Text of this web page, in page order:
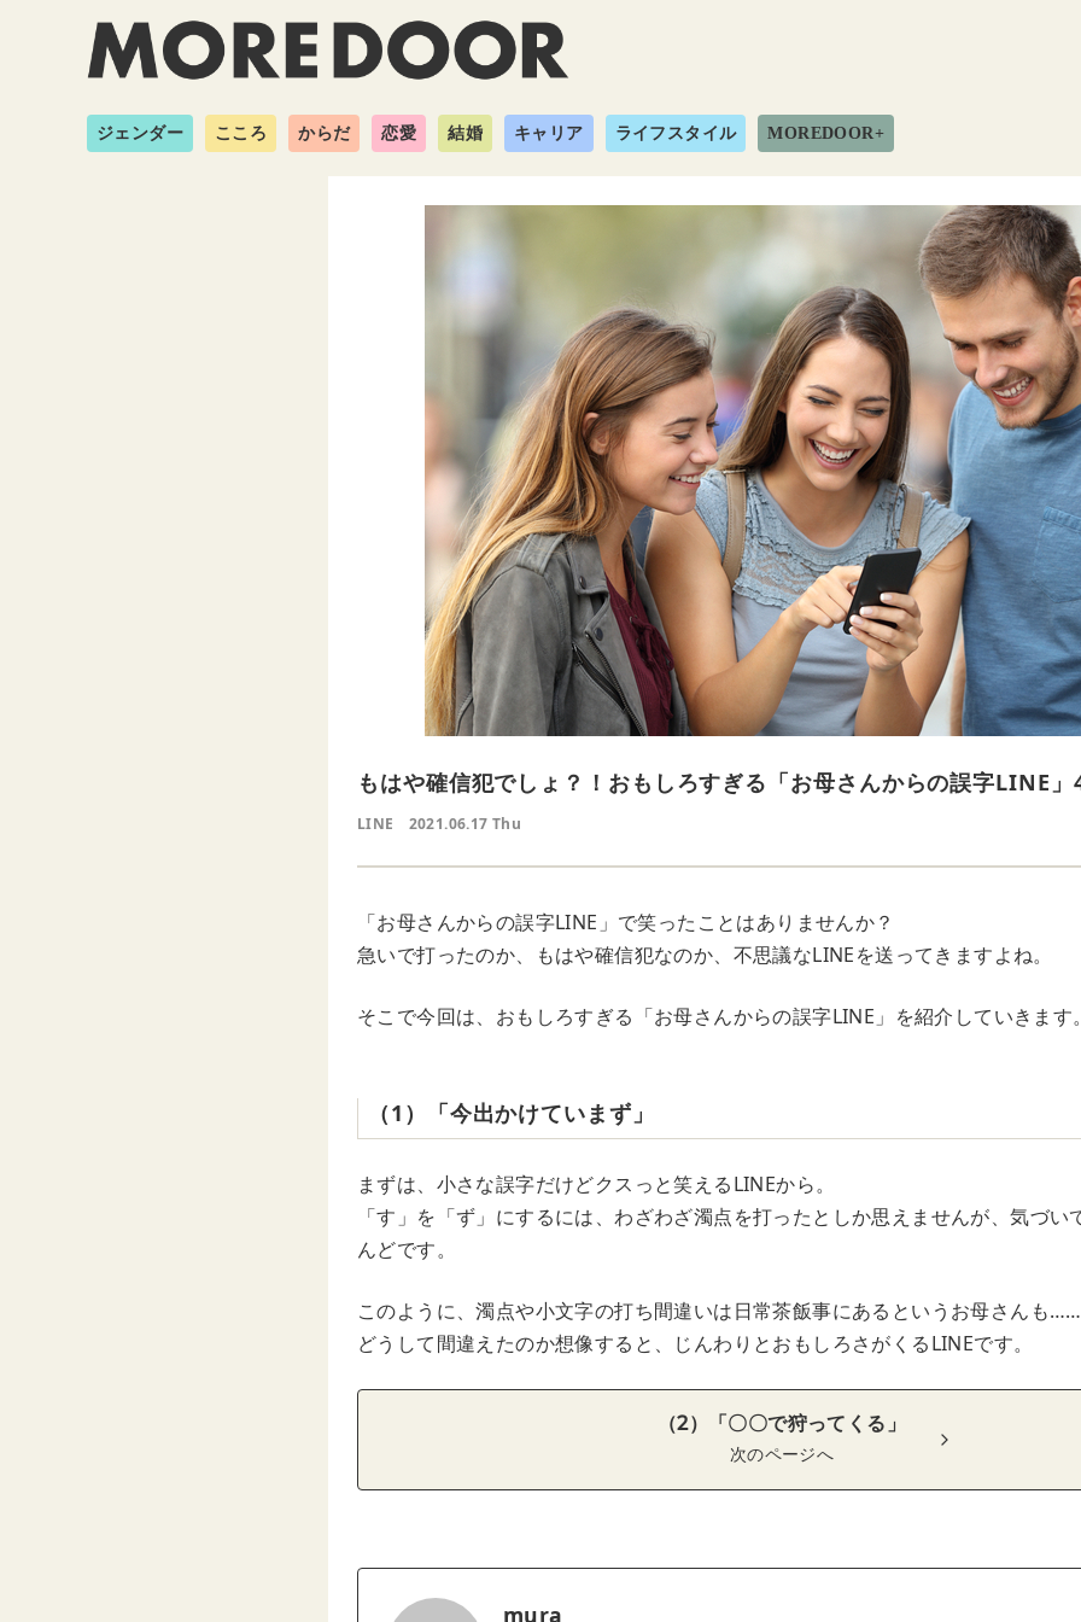
ジェンダー こころ からだ 恋愛 結婚 キャリア ライフスタイル MOREDOOR+
もはや確信犯でしょ？！おもしろすぎる「お母さんからの誤字LINE」
LINE 2021.06.17 Thu
「お母さんからの誤字LINE」で笑ったことはありませんか？
急いで打ったのか、もはや確信犯なのか、不思議なLINEを送ってきますよね。
そこで今回は、おもしろすぎる「お母さんからの誤字LINE」を紹介していきます
（1）「今出かけていまず」
まずは、小さな誤字だけどクスっと笑えるLINEから。
「す」を「ず」にするには、わざわざ濁点を打ったとしか思えませんが、気づい
んどです。
このように、濁点や小文字の打ち間違いは日常茶飯事にあるというお母さんも
どうして間違えたのか想像すると、じんわりとおもしろさがくるLINEです。
（2）「〇〇で狩ってくる」
次のページへ
mura